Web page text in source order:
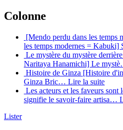
Colonne
[Mendo perdu dans les temps
les temps modernes =
Le mystère du mystère
Naritaya Hanamichi] Le
Histoire de Ginza [Histoire
Ginza Bric… Lire la suite
Les acteurs et les faveurs
signifie le savoir-faire artisa…
Lister